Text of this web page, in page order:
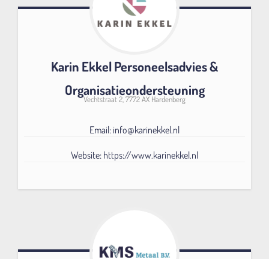
Karin Ekkel Personeelsadvies &
Organisatieondersteuning
Vechtstraat 2, 7772 AX Hardenberg
Email: info@karinekkel.nl
Website: https://www.karinekkel.nl